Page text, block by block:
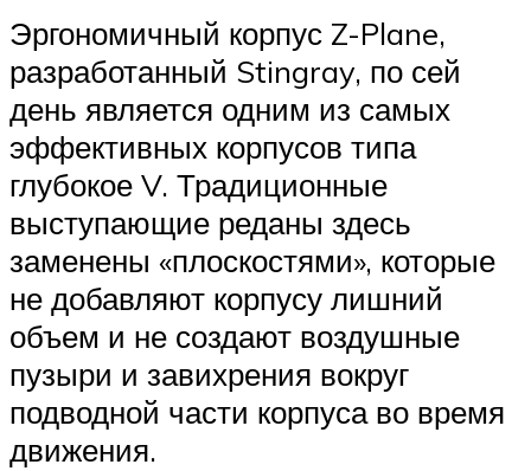
Эргономичный корпус Z-Plane,
разработанный Stingray, по сей
день является одним из самых
эффективных корпусов типа
глубокое V. Традиционные
выступающие реданы здесь
заменены «плоскостями», которые
не добавляют корпусу лишний
объем и не создают воздушные
пузыри и завихрения вокруг
подводной части корпуса во время
движения.